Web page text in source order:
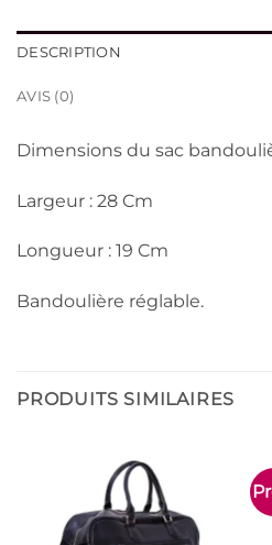
DESCRIPTION
AVIS (0)
Dimensions du sac
Largeur : 28 Cm
Longueur : 19 Cm
Bandoulière réglable.
PRODUITS SIMILAIRES